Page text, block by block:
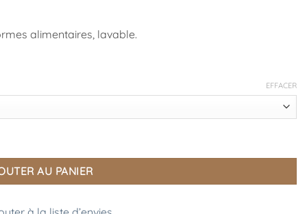
alimentaires, lavable.
EFFACER
AU PANIER